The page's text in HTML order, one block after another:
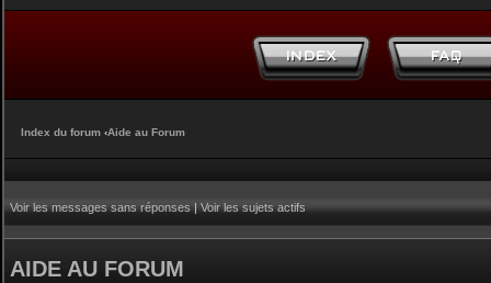
Index du forum ‹Aide au Forum
Voir les messages sans réponses|Voir les sujets actifs
AIDE AU FORUM